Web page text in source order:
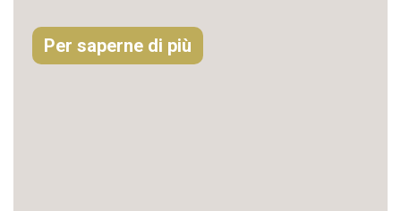
Per saperne di più